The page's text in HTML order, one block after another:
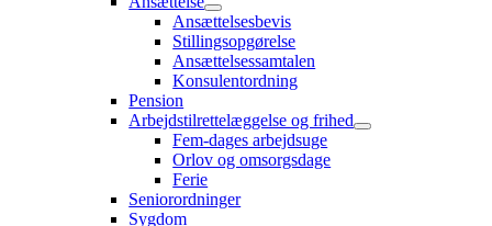
Ansættelsesbevis
Stillingsopgørelse
Ansættelsessamtalen
Konsulentordning
Pension
Arbejdstilrettelæggelse og frihed
Fem-dages arbejdsuge
Orlov og omsorgsdage
Ferie
Seniorordninger
Sygdom